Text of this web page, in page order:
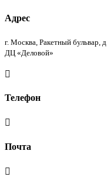
Адрес
г. Москва, Ракетный бульвар,
ДЦ «Деловой»

Телефон

Почта
